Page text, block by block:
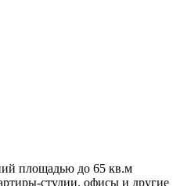
площадью до 65 кв.м
студии, офисы и другие